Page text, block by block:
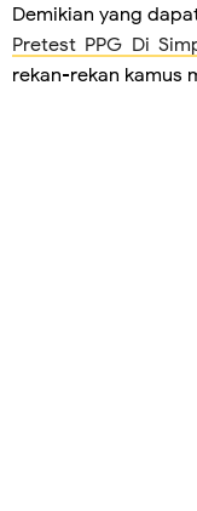
Demikian yang
Pretest PPG Di
rekan-rekan kamus